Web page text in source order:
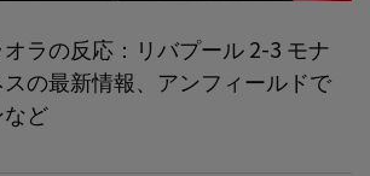
ラの反応：リバプール 2-3 モナ
の最新情報、アンフィールドで
ど